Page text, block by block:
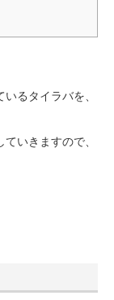
るタイラバを、
いきますので、